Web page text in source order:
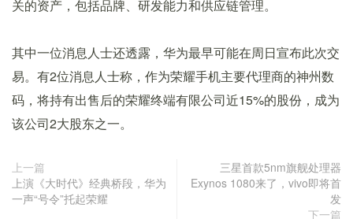
关的资产，包括品牌、研发能力和供应链管理。
其中一位消息人士还透露，华为最早可能在周日宣布此次交
易。有2位消息人士称，作为荣耀手机主要代理商的神州数
码，将持有出售后的荣耀终端有限公司近15%的股份，成为
该公司2大股东之一。
上一篇
上演《大时代》经典桥段，华为
一声“号令”托起荣耀
三星首款5nm旗舰处理器
Exynos 1080来了，vivo即将首
发
下一篇